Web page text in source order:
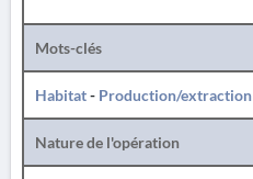
Mots-clés
Habitat- Production/extraction
Nature de l'opération